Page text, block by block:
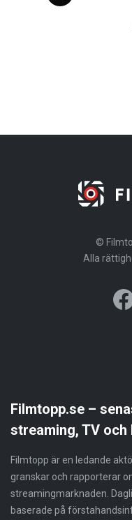
©
Alla
Filmtopp.se –
streaming, TV och
Filmtopp är en ledande
granskar och rapporterar
streamingmarknaden.
baserade på